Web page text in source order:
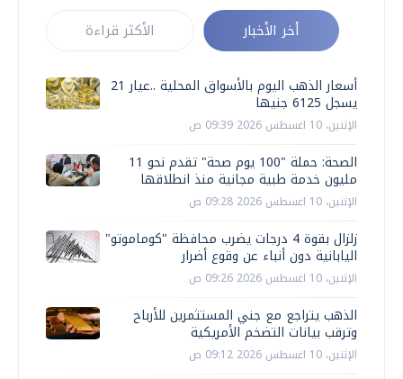
أخر الأخبار الأكثر قراءة
أسعار الذهب اليوم بالأسواق المحلية ..عيار 21
يسجل 6125 جنيها
الإثنين، 10 اغسطس 2026 09:39 ص
الصحة: حملة "100 يوم صحة" تقدم نحو 11
مليون خدمة طبية مجانية منذ انطلاقها
الإثنين، 10 اغسطس 2026 09:28 ص
زلزال بقوة 4 درجات يضرب محافظة "كوماموتو"
اليابانية دون أنباء عن وقوع أضرار
الإثنين، 10 اغسطس 2026 09:26 ص
الذهب يتراجع مع جني المستثمرين للأرباح
وترقب بيانات التضخم الأمريكية
الإثنين، 10 اغسطس 2026 09:12 ص